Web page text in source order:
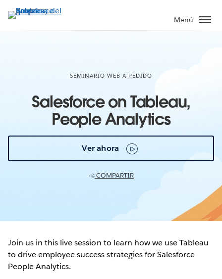
Menú
SEMINARIO WEB A PEDIDO
Salesforce on Tableau,
People Analytics
Ver ahora
COMPARTIR
Join us in this live session to learn how we use Tableau
to drive employee success strategies for Salesforce
People Analytics.